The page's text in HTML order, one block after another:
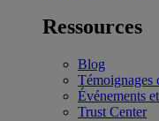
Ressources
Blog
Témoignages
Événements
Trust Center